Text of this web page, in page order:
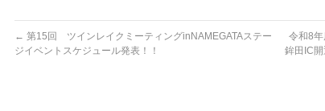
← 第15回 ツインレイクミーティングinNAMEGATAステー
ジイベントスケジュール発表！！
令和8
鉾田IC